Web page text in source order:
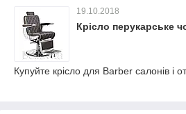
19.10.2018
Крісло перукарське
Купуйте крісло для Barber салонів і